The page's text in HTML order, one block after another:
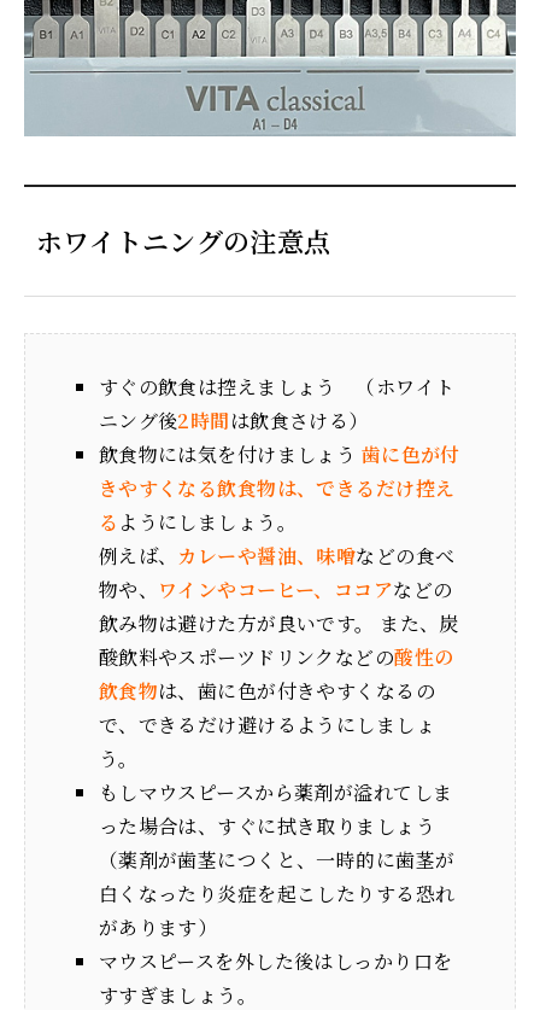
ホワイトニングの注意点
すぐの飲食は控えましょう （ホワイト
ニング後2時間は飲食さける）
飲食物には気を付けましょう 歯に色が付
きやすくなる飲食物は、できるだけ控え
る ようにしましょう。
例えば、 カレーや醤油、味噌などの食べ
物や、 ワインやコーヒー、ココアなどの
飲み物は避けた方が良いです。 また、炭
酸飲料やスポーツドリンクなどの酸性の
飲食物は、歯に色が付きやすくなるの
で、できるだけ避けるようにしましょ
う。
もしマウスピースから薬剤が溢れてしま
った場合は、すぐに拭き取りましょう
（薬剤が歯茎につくと、一時的に歯茎が
白くなったり炎症を起こしたりする恐れ
があります）
マウスピースを外した後はしっかり口を
すすぎましょう。